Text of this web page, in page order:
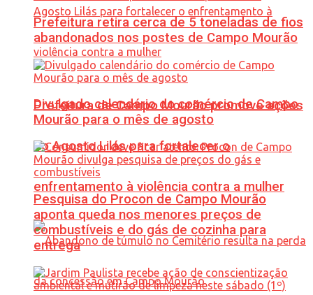
Prefeitura de Campo Mourão promove ações
do Agosto Lilás para fortalecer o
enfrentamento à violência contra a mulher
Prefeitura retira cerca de 5 toneladas de fios
abandonados nos postes de Campo Mourão
Divulgado calendário do comércio de Campo
Mourão para o mês de agosto
Pesquisa do Procon de Campo Mourão
aponta queda nos menores preços de
combustíveis e do gás de cozinha para
entrega